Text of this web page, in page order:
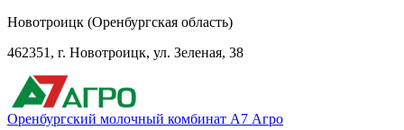
Новотроицк (Оренбургская область)
462351, г. Новотроицк, ул. Зеленая, 38
Оренбургский молочный комбинат А7 Агро